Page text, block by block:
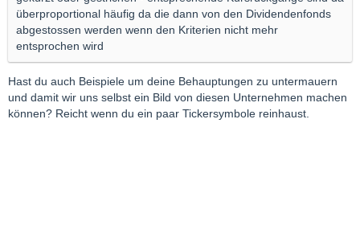
überproportional häufig da die dann von den Dividendenfonds
abgestossen werden wenn den Kriterien nicht mehr
entsprochen wird
Hast du auch Beispiele um deine Behauptungen zu untermauern
und damit wir uns selbst ein Bild von diesen Unternehmen machen
können? Reicht wenn du ein paar Tickersymbole reinhaust.